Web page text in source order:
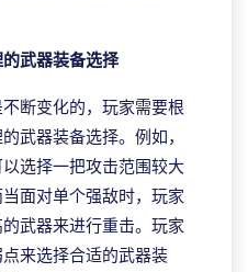
武器装备选择
断变化的，玩家需要根
武器装备选择。例如，
选择一把攻击范围较大
面对单个强敌时，玩家
武器来进行重击。玩家
来选择合适的武器装